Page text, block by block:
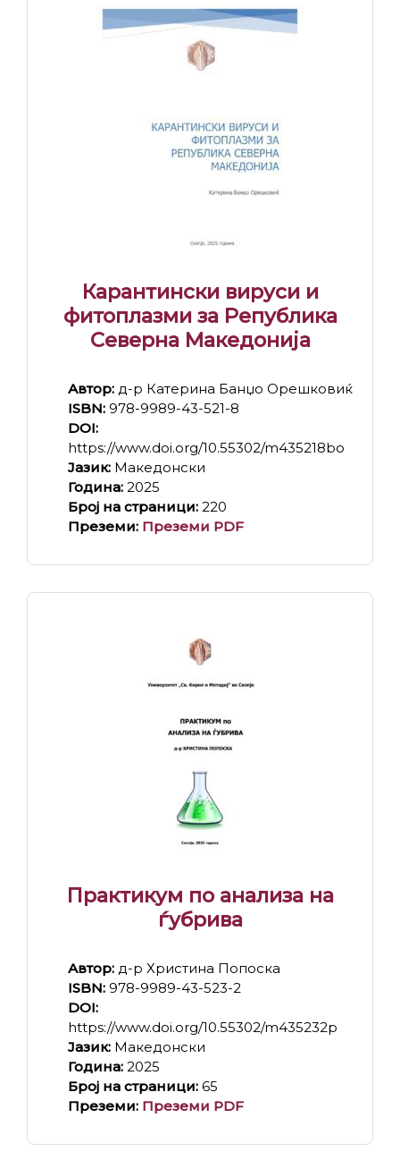
Карантински вируси и
фитоплазми за Република
Северна Македонија
Автор: д-р Катерина Банџо Орешковиќ
ISBN: 978-9989-43-521-8
DOI:
https://www.doi.org/10.55302/m435218bo
Јазик: Македонски
Година: 2025
Број на страници: 220
Преземи: Преземи PDF
Практикум по анализа на
ѓубрива
Автор: д-р Христина Попоска
ISBN: 978-9989-43-523-2
DOI:
https://www.doi.org/10.55302/m435232p
Јазик: Македонски
Година: 2025
Број на страници: 65
Преземи: Преземи PDF